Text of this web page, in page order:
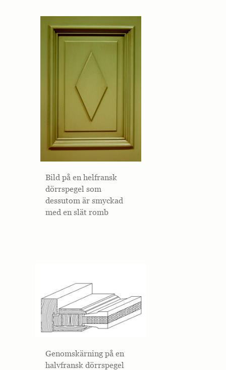
Bild på en helfransk
dörrspegel som
dessutom är smyckad
med en slät romb
Genomskärning på en
halvfransk dörrspegel
annonskampanjen.